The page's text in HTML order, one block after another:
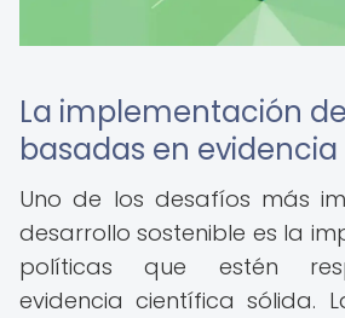
La implementación
basadas en
Uno de los desafíos más
desarrollo sostenible es la
políticas que estén
evidencia científica sólida.